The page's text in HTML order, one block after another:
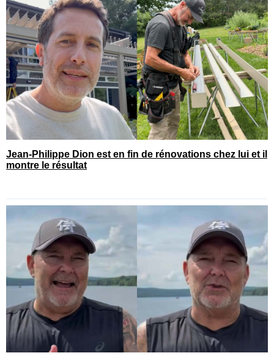
Jean-Philippe Dion est en fin de rénovations chez lui et il
montre le résultat